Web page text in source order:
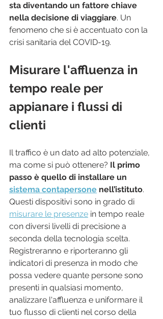
sta diventando un fattore chiave
nella decisione di viaggiare. Un
fenomeno che si è accentuato con la
crisi sanitaria del COVID-19.
Misurare l'affluenza in
tempo reale per
appianare i flussi di
clienti
Il traffico è un dato ad alto potenziale,
ma come si può ottenere? Il primo
passo è quello di installare un
sistema contapersone nell’istituto.
Questi dispositivi sono in grado di
misurare le presenze in tempo reale
con diversi livelli di precisione a
seconda della tecnologia scelta.
Registreranno e riporteranno gli
indicatori di presenza in modo che
possa vedere quante persone sono
presenti in qualsiasi momento,
analizzare l'affluenza e uniformare il
tuo flusso di clienti nel corso della